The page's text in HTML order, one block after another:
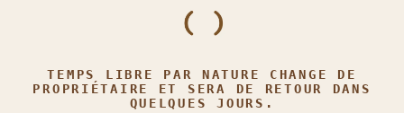
TEMPS LIBRE PAR NATURE CHANGE DE
PROPRIÉTAIRE ET SERA DE RETOUR DANS
QUELQUES JOURS.